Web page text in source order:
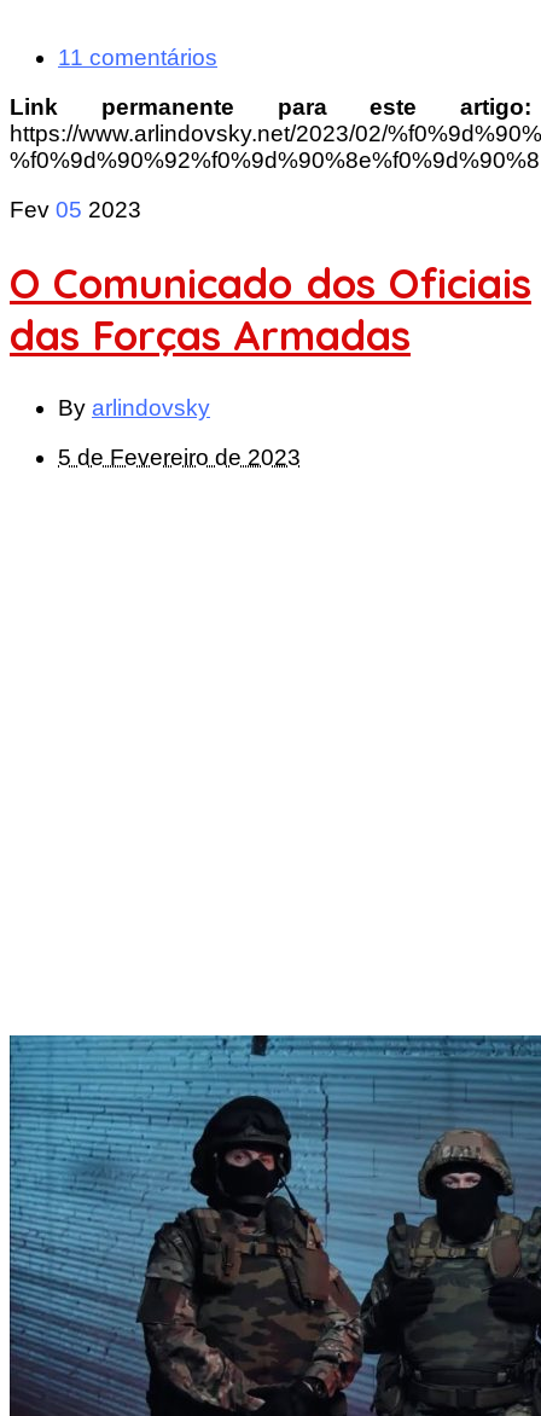
11 comentários
Link permanente para este artigo:
https://www.arlindovsky.net/2023/02/
Fev 05 2023
O Comunicado dos Oficiais
das Forças Armadas
By arlindovsky
5 de Fevereiro de 2023